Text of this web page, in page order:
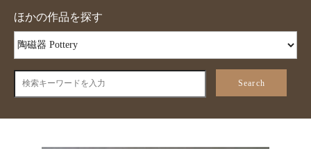
ほかの作品を探す
Search